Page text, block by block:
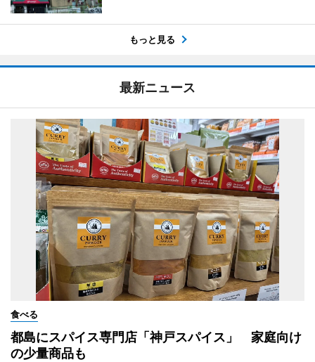
もっと見る
最新ニュース
食べる
都島にスパイス専門店「神戸スパイス」 家庭向け
の少量商品も